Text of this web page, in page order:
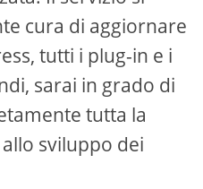
cura di aggiornare
tutti i plug-in e i
sarai in grado di
tutta la
sviluppo dei